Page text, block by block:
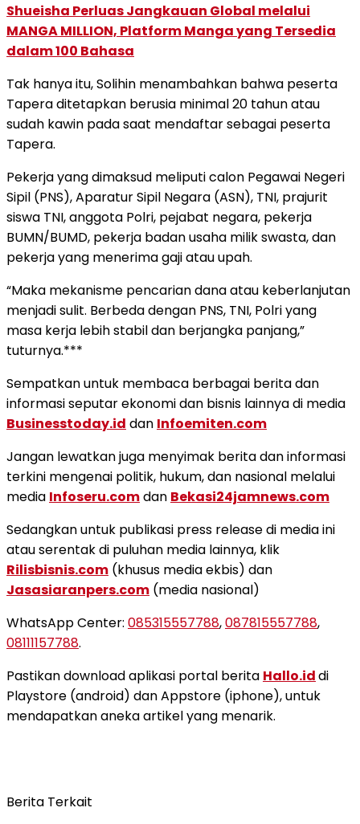
Shueisha Perluas Jangkauan Global melalui
MANGA MILLION, Platform Manga yang Tersedia
dalam 100 Bahasa
Tak hanya itu, Solihin menambahkan bahwa peserta
Tapera ditetapkan berusia minimal 20 tahun atau
sudah kawin pada saat mendaftar sebagai peserta
Tapera.
Pekerja yang dimaksud meliputi calon Pegawai Negeri
Sipil (PNS), Aparatur Sipil Negara (ASN), TNI, prajurit
siswa TNI, anggota Polri, pejabat negara, pekerja
BUMN/BUMD, pekerja badan usaha milik swasta, dan
pekerja yang menerima gaji atau upah.
“Maka mekanisme pencarian dana atau keberlanjutan
menjadi sulit. Berbeda dengan PNS, TNI, Polri yang
masa kerja lebih stabil dan berjangka panjang,”
tuturnya.***
Sempatkan untuk membaca berbagai berita dan
informasi seputar ekonomi dan bisnis lainnya di media
Businesstoday.id dan Infoemiten.com
Jangan lewatkan juga menyimak berita dan informasi
terkini mengenai politik, hukum, dan nasional melalui
media Infoseru.comdan Bekasi24jamnews.com
Sedangkan untuk publikasi press release di media ini
atau serentak di puluhan media lainnya, klik
Rilisbisnis.com (khusus media ekbis) dan
Jasasiaranpers.com (media nasional)
WhatsApp Center: 085315557788,087815557788,
08111157788.
Pastikan download aplikasi portal berita Hallo.iddi
Playstore (android) dan Appstore (iphone), untuk
mendapatkan aneka artikel yang menarik.
Berita Terkait